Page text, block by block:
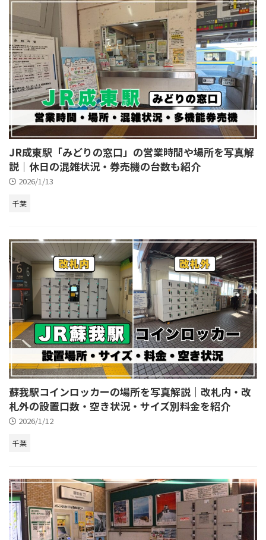
JR成東駅「みどりの窓口」の営業時間や場所を写真解
説｜休日の混雑状況・券売機の台数も紹介
2026/1/13
千葉
蘇我駅コインロッカーの場所を写真解説｜改札内・改
札外の設置口数・空き状況・サイズ別料金を紹介
2026/1/12
千葉